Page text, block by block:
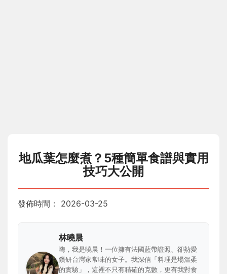
地瓜葉怎麼煮？5種簡單食譜與實用
技巧大公開
發佈時間： 2026-03-25
林曉晨
嗨，我是曉晨！一位擁有法國藍帶證照、卻熱愛
鑽研台灣家常味的女子。我深信「料理是場溫柔
的實驗」，這裡不只有精確的克數，更有我對食